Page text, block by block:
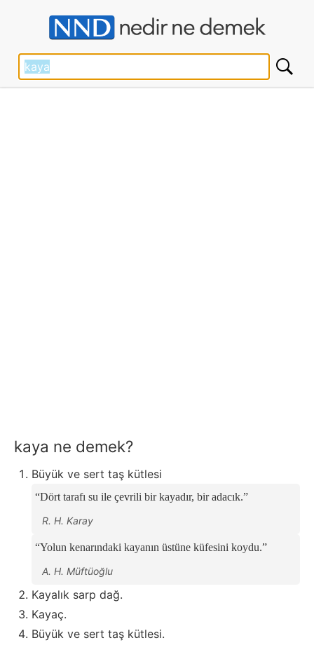
kaya ne demek?
Büyük ve sert taş kütlesi
Dört tarafı su ile çevrili bir kayadır, bir adacık.
R. H. Karay
Yolun kenarındaki kayanın üstüne küfesini koydu.
A. H. Müftüoğlu
Kayalık sarp dağ.
Kayaç.
Büyük ve sert taş kütlesi.